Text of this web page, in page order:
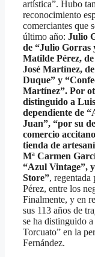
artística”. Hubo
reconocimiento
comerciantes que
último año: Julio
de “Julio Gorras
Matilde Pérez,
José Martínez,
Duque” y
Martínez”. Por
distinguido a
dependiente de
Juan”, “por su
comercio
tienda de
Mª Carmen
“Azul Vintage”,
Store”,
Pérez, entre los
Finalmente, y en
sus 113 años de
se ha distinguido
Torcuato” en la
Fernández.